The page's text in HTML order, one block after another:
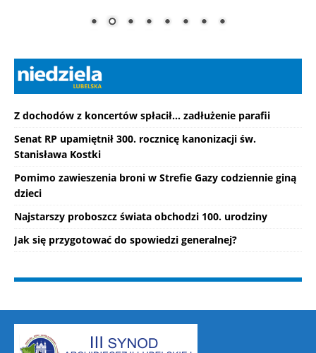
Z dochodów z koncertów spłacił... zadłużenie parafii
Senat RP upamiętnił 300. rocznicę kanonizacji św.
Stanisława Kostki
Pomimo zawieszenia broni w Strefie Gazy codziennie giną
dzieci
Najstarszy proboszcz świata obchodzi 100. urodziny
Jak się przygotować do spowiedzi generalnej?